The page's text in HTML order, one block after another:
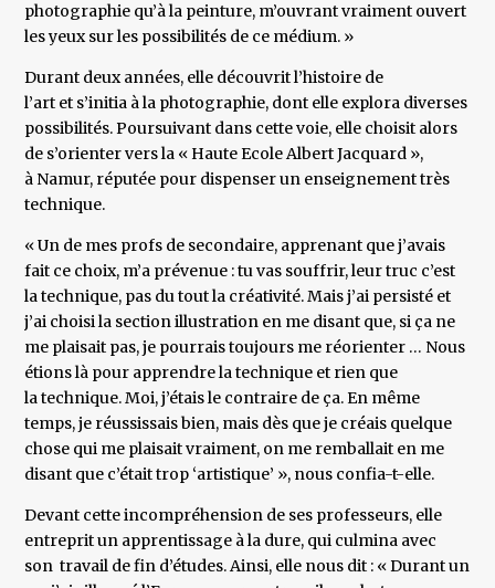
photographie qu’à la peinture, m’ouvrant vraiment ouvert
les yeux sur les possibilités de ce médium. »
Durant deux années, elle découvrit l’histoire de
l’art et s’initia à la photographie, dont elle explora diverses
possibilités. Poursuivant dans cette voie, elle choisit alors
de s’orienter vers la « Haute Ecole Albert Jacquard »,
à Namur, réputée pour dispenser un enseignement très
technique.
« Un de mes profs de secondaire, apprenant que j’avais
fait ce choix, m’a prévenue : tu vas souffrir, leur truc c’est
la technique, pas du tout la créativité. Mais j’ai persisté et
j’ai choisi la section illustration en me disant que, si ça ne
me plaisait pas, je pourrais toujours me réorienter … Nous
étions là pour apprendre la technique et rien que
la technique. Moi, j’étais le contraire de ça. En même
temps, je réussissais bien, mais dès que je créais quelque
chose qui me plaisait vraiment, on me remballait en me
disant que c’était trop ‘artistique’ », nous confia-t-elle.
Devant cette incompréhension de ses professeurs, elle
entreprit un apprentissage à la dure, qui culmina avec
son travail de fin d’études. Ainsi, elle nous dit : « Durant un